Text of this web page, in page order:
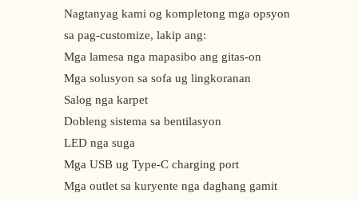
Nagtanyag kami og kompletong mga opsyon
sa pag-customize, lakip ang:
Mga lamesa nga mapasibo ang gitas-on
Mga solusyon sa sofa ug lingkoranan
Salog nga karpet
Dobleng sistema sa bentilasyon
LED nga suga
Mga USB ug Type-C charging port
Mga outlet sa kuryente nga daghang gamit